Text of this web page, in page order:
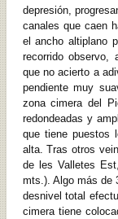
depresión,
canales que caen
el ancho altiplano
recorrido observo,
que no acierto a
pendiente muy
zona cimera del
redondeadas y
que tiene puestos
alta. Tras otros
de les Valletes
mts.). Algo más de
desnivel total
cimera tiene